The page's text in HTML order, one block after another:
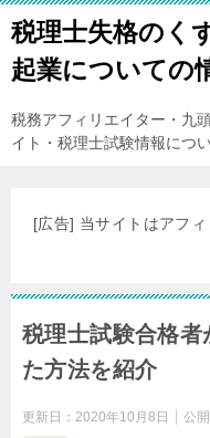
税理士失格のく
起業についての
税務アフィリエイター・九
イト・税理士試験情報につ
[広告] 当サイトはアフィ
税理士試験合格者
た方法を紹介
更新日： 2020年10月8日 公開